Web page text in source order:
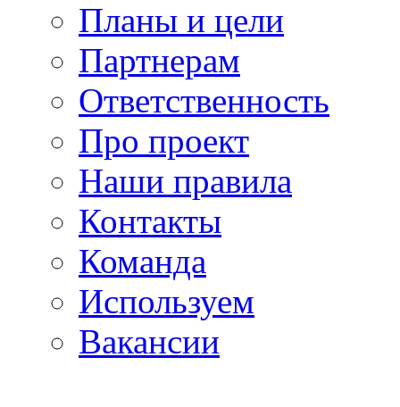
Планы и цели
Партнерам
Ответственность
Про проект
Наши правила
Контакты
Команда
Используем
Вакансии